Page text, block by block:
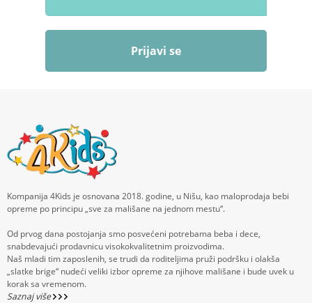
Prijavi se
Kompanija 4Kids je osnovana 2018. godine, u Nišu, kao maloprodaja bebi
opreme po principu „sve za mališane na jednom mestu“.
Od prvog dana postojanja smo posvećeni potrebama beba i dece,
snabdevajući prodavnicu visokokvalitetnim proizvodima.
Naš mladi tim zaposlenih, se trudi da roditeljima pruži podršku i olakša
„slatke brige“ nudeći veliki izbor opreme za njihove mališane i bude uvek u
korak sa vremenom.
Saznaj više